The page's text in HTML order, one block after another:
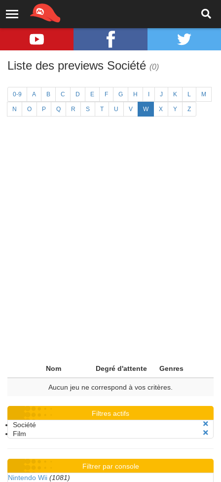
Liste des previews Société (0)
0-9 A B C D E F G H J K L M
N O P Q R S T U V W X Y Z
Nom Degré d'attente Genres
Aucun jeu ne correspond à vos critères.
Filtres actifs
Société
Film
Filtrer par console
Nintendo Wii (1081)